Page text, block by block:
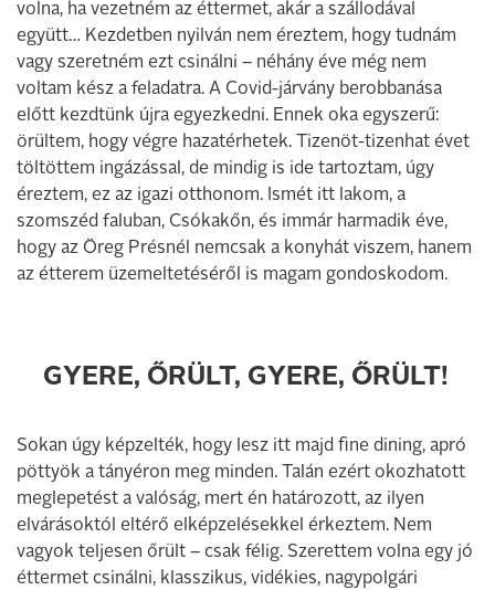
volna, ha vezetném az éttermet, akár a szállodával
együtt… Kezdetben nyilván nem éreztem, hogy tudnám
vagy szeretném ezt csinálni – néhány éve még nem
voltam kész a feladatra. A Covid-járvány berobbanása
előtt kezdtünk újra egyezkedni. Ennek oka egyszerű:
örültem, hogy végre hazatérhetek. Tizenöt-tizenhat évet
töltöttem ingázással, de mindig is ide tartoztam, úgy
éreztem, ez az igazi otthonom. Ismét itt lakom, a
szomszéd faluban, Csókakőn, és immár harmadik éve,
hogy az Öreg Présnél nemcsak a konyhát viszem, hanem
az étterem üzemeltetéséről is magam gondoskodom.
GYERE, ŐRÜLT, GYERE, ŐRÜLT!
Sokan úgy képzelték, hogy lesz itt majd fine dining, apró
pöttyök a tányéron meg minden. Talán ezért okozhatott
meglepetést a valóság, mert én határozott, az ilyen
elvárásoktól eltérő elképzelésekkel érkeztem. Nem
vagyok teljesen őrült – csak félig. Szerettem volna egy jó
éttermet csinálni, klasszikus, vidékies, nagypolgári